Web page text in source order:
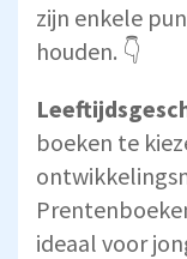
zijn enkele
houden. 👇
boeken te
ideaal voor